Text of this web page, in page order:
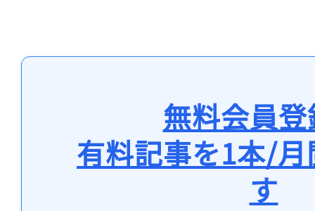
無料会員
有料記事を1本/
す